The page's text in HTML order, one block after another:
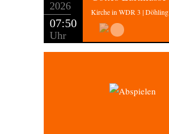
2026
07:50
Uhr
Kirche in WDR 3 | Döhling